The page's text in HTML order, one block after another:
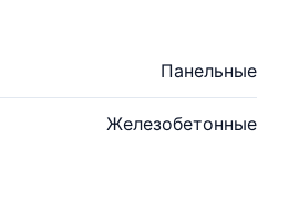
Панельные
Железобетонные